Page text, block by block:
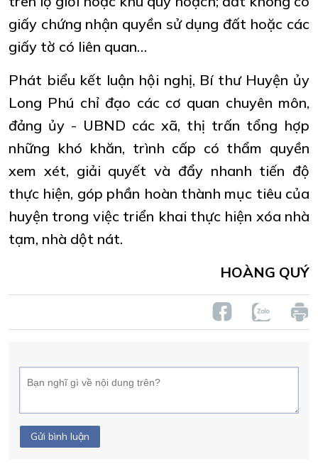
giấy chứng nhận quyền sử dụng đất hoặc các
giấy tờ có liên quan…
Phát biểu kết luận hội nghị, Bí thư Huyện ủy
Long Phú chỉ đạo các cơ quan chuyên môn,
đảng ủy - UBND các xã, thị trấn tổng hợp
những khó khăn, trình cấp có thẩm quyền
xem xét, giải quyết và đẩy nhanh tiến độ
thực hiện, góp phần hoàn thành mục tiêu của
huyện trong việc triển khai thực hiện xóa nhà
tạm, nhà dột nát.
HOÀNG QUÝ
Gửi bình luận